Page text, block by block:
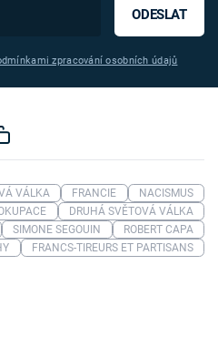
ODESLAT
zpracování osobních údajů
VÁLKA FRANCIE
NACISMUS
DRUHÁ SVĚTOVÁ VÁLKA
SIMONE SEGOUIN
ROBERT CAPA
FRANCS-TIREURS ET PARTISANS